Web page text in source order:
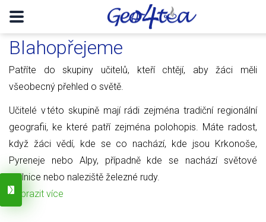
Blahopřejeme
Patříte do skupiny učitelů, kteří chtějí, aby žáci měli
všeobecný přehled o světě.
Učitelé v této skupině mají rádi zejména tradiční regionální
geografii, ke které patří zejména polohopis. Máte radost,
když žáci vědí, kde se co nachází, kde jsou Krkonoše,
Pyreneje nebo Alpy, případně kde se nachází světové
obilnice nebo naleziště železné rudy.
Zobrazit více